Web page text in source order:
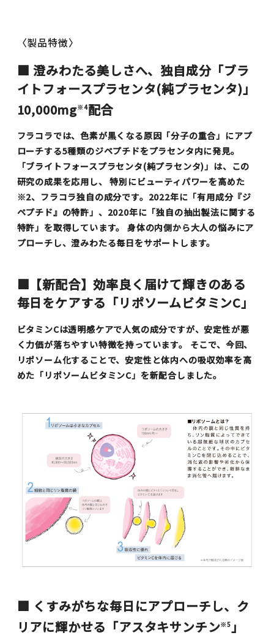
〈製品特徴〉
■ 澄みわたる美しさへ、独自成分「ブラ
イトフォースプラセンタ(純プラセンタ)」
10,000mg※4配合
フラコラでは、色素が黒くなる原因「分子の重合」にアプ
ローチする5種類のジペプチドをプラセンタ内に発見。
「ブライトフォースプラセンタ(純プラセンタ)」は、この
研究の成果を応用し、 特別にビューティパワーを高めた
※2、フラコラ独自の成分です。2022年に「有用成分『ジ
ペプチド』の特許」、2020年に「独自の抽出製法に関する
特許」を取得しています。 身体の内側から大人の悩みにア
プローチし、澄みわたる毎日をサポートします。
■【新配合】効率良く届けて輝きのある
毎日をケアする「リポソームビタミンC」
ビタミンCは透明感ケアで人気の成分ですが、安定性が悪
く力価が落ちやすい特徴を持っています。 そこで、今回、
リポソーム化することで、安定性と体内への吸収効率を高
めた「リポソームビタミンC」を新配合しました。
■ くすみがちな毎日にアプローチし、ク
リアに輝かせる「アスタキサンチン※5 」